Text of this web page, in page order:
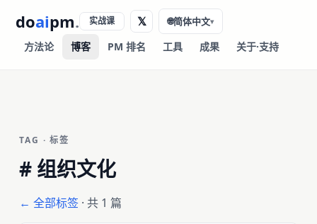
doaipm.
方法论 博客 PM 排名 工具 成果 关于·支持
实战课 𝕏 🌐简体中文▾
TAG · 标签
# 组织文化
← 全部标签· 共 1 篇